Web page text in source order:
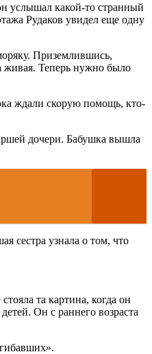
услышал какой-то странный
Рудаков увидел еще одну
Приземлившись,
живая. Теперь нужно было
ждали скорую помощь, кто-
дочери. Бабушка вышла
сестра узнала о том, что
та картина, когда он
Он с раннего возраста